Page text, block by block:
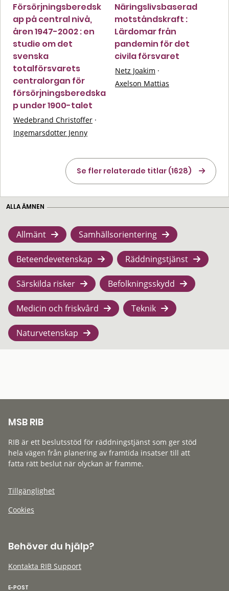
Försörjningsberedsk
ap på central nivå,
åren 1947-2002 : en
studie om det
svenska
totalförsvarets
centralorgan för
försörjningsberedska
p under 1900-talet
Wedebrand Christoffer ·
Ingemarsdotter Jenny
Näringslivsbaserad
motståndskraft :
Lärdomar från
pandemin för det
civila försvaret
Netz Joakim ·
Axelson Mattias
Se fler relaterade titlar (1628)
ALLA ÄMNEN
Allmänt Samhällsorientering
Beteendevetenskap Räddningstjänst
Särskilda risker Befolkningsskydd
Medicin och friskvård Teknik
Naturvetenskap
MSB RIB
RIB är ett beslutsstöd för räddningstjänst som ger stöd
hela vägen från planering av framtida insatser till att
fatta rätt beslut när olyckan är framme.
Tillgänglighet
Cookies
Behöver du hjälp?
Kontakta RIB Support
E-POST